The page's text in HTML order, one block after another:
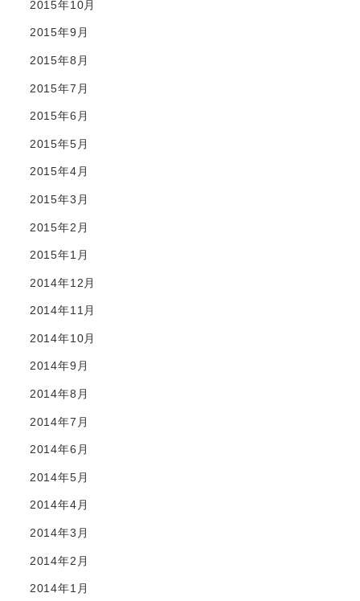
2015年10月
2015年9月
2015年8月
2015年7月
2015年6月
2015年5月
2015年4月
2015年3月
2015年2月
2015年1月
2014年12月
2014年11月
2014年10月
2014年9月
2014年8月
2014年7月
2014年6月
2014年5月
2014年4月
2014年3月
2014年2月
2014年1月